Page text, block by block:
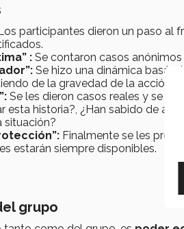
participantes dieron un paso al
: Se contaron casos
Se hizo una dinámica
de la gravedad de la acción
Se les dieron casos reales y se
esta historia?, ¿Han sabido de
situación?
Finalmente se les
estarán siempre disponibles.
grupo